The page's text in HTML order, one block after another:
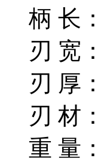
柄 长
刃 宽
刃 厚
刃 材
重 量